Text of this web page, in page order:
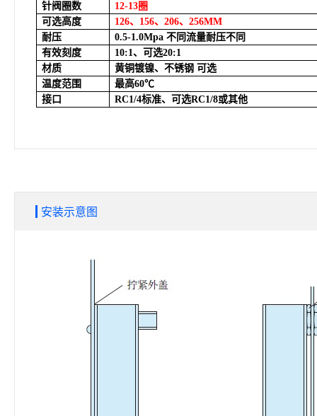
针阀圈数
12-13圈
可选高度
126、156、206、256MM
耐压
0.5-1.0Mpa 不同流量耐压不同
有效刻度
10:1、可选20:1
材质
黄铜镀镍、不锈钢 可选
温度范围
最高60℃
接口
RC1/4标准、可选RC1/8或其他
安装示意图